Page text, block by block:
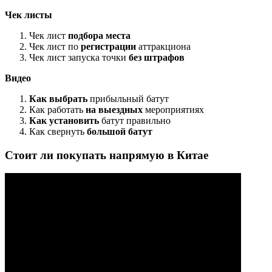
Чек листы
Чек лист подбора места
Чек лист по регистрации аттракциона
Чек лист запуска точки без штрафов
Видео
Как выбрать прибыльный батут
Как работать на выездных мероприятиях
Как установить батут правильно
Как свернуть большой батут
Стоит ли покупать напрямую в Китае